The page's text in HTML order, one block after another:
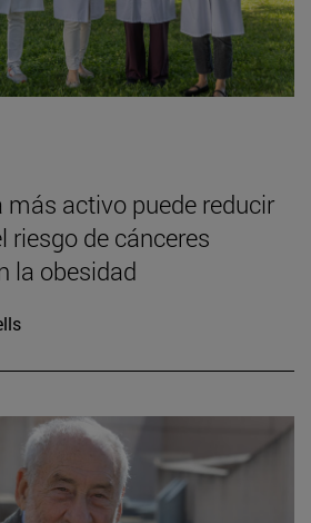
más activo puede reducir
riesgo de cánceres
la obesidad